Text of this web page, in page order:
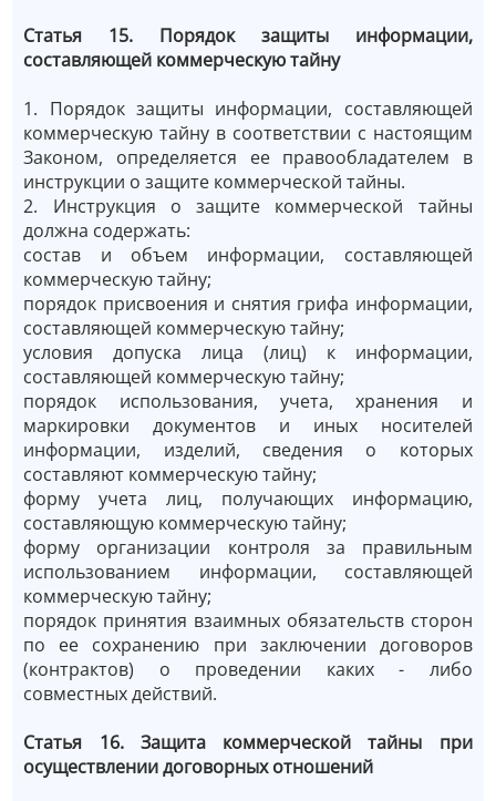
Статья 15. Порядок защиты информации,
составляющей коммерческую тайну
1. Порядок защиты информации, составляющей
коммерческую тайну в соответствии с настоящим
Законом, определяется ее правообладателем в
инструкции о защите коммерческой тайны.
2. Инструкция о защите коммерческой тайны
должна содержать:
состав и объем информации, составляющей
коммерческую тайну;
порядок присвоения и снятия грифа информации,
составляющей коммерческую тайну;
условия допуска лица (лиц) к информации,
составляющей коммерческую тайну;
порядок использования, учета, хранения и
маркировки документов и иных носителей
информации, изделий, сведения о которых
составляют коммерческую тайну;
форму учета лиц, получающих информацию,
составляющую коммерческую тайну;
форму организации контроля за правильным
использованием информации, составляющей
коммерческую тайну;
порядок принятия взаимных обязательств сторон
по ее сохранению при заключении договоров
(контрактов) о проведении каких - либо
совместных действий.
Статья 16. Защита коммерческой тайны при
осуществлении договорных отношений